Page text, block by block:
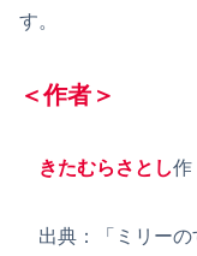
す。
＜作者＞
きたむらさとし作
出典：「ミリーの